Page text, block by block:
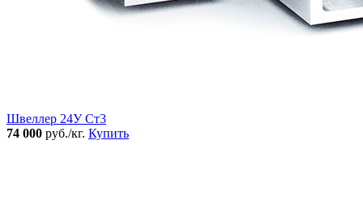
Швеллер 24У Ст3
74 000 руб./кг. Купить